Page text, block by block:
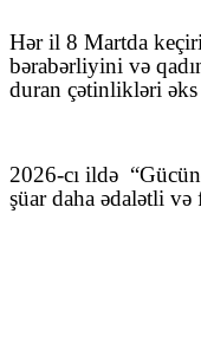
Hər il 8 Martda
bərabərliyini və
duran çətinlikləri
2026-cı ildə
şüar daha ədalətli